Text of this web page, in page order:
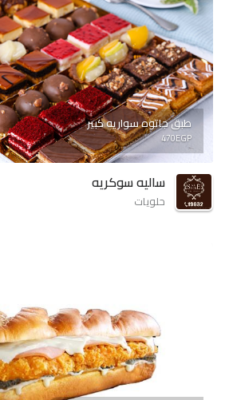
طبق جاتوه سواريه كبير
470EGP
ساليه سوكريه
حلويات